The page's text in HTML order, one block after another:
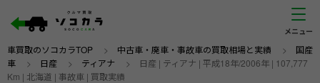
車買取のソコカラTOP > 中古車・廃車・事故車の買取相場と実績 > 国産
車 > 日産 > ティアナ >
日産 | ティアナ | 平成18年/2006年 | 107,777
Km | 北海道 | 事故車 | 買取実績